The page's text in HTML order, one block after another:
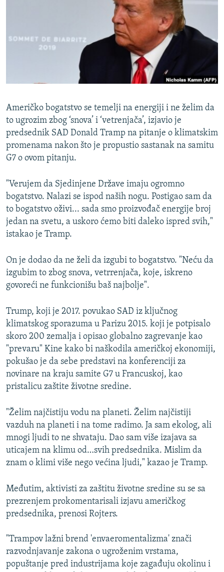
SPECIJALI RSE
GENOCID U SREBRENICI
TV LIBERTY
POST SCRIPTUM
MOJA EVROPA
SVE KARTE DEJTONA
NASTANAK I RASPAD JUGOSLAVIJE
Sve RFE/RL stranice
Američko bogatstvo se temelji na energiji i ne želim da
to ugrozim zbog ‘snova’ i ‘vetrenjača’, izjavio je
predsednik SAD Donald Tramp na pitanje o klimatskim
promenama nakon što je propustio sastanak na samitu
G7 o ovom pitanju.
"Verujem da Sjedinjene Države imaju ogromno
bogatstvo. Nalazi se ispod naših nogu. Postigao sam da
to bogatstvo oživi... sada smo proizvođač energije broj
jedan na svetu, a uskoro ćemo biti daleko ispred svih,"
istakao je Tramp.
On je dodao da ne želi da izgubi to bogatstvo. "Neću da
izgubim to zbog snova, vetrrenjača, koje, iskreno
govoreći ne funkcionišu baš najbolje".
Trump, koji je 2017. povukao SAD iz ključnog
klimatskog sporazuma u Parizu 2015. koji je potpisalo
skoro 200 zemalja i opisao globalno zagrevanje kao
"prevaru" Kine kako bi naškodila američkoj ekonomiji,
pokušao je da sebe predstavi na konferenciji za
novinare na kraju samite G7 u Francuskoj, kao
pristalicu zaštite životne sredine.
"Želim najčistiju vodu na planeti. Želim najčistiji
vazduh na planeti i na tome radimo. Ja sam ekolog, ali
mnogi ljudi to ne shvataju. Dao sam više izajava sa
uticajem na klimu od…svih predsednika. Mislim da
znam o klimi više nego većina ljudi," kazao je Tramp.
Međutim, aktivisti za zaštitu životne sredine su se sa
prezrenjem prokomentarisali izjavu američkog
predsednika, prenosi Rojters.
"Trampov lažni brend 'envaeromentalizma' znači
razvodnjavanje zakona o ugroženim vrstama,
popuštanje pred industrijama koje zagađuju okolinu i